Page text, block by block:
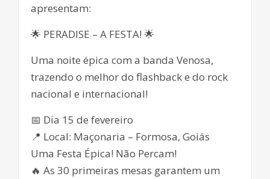
apresentam:
🌟 PERADISE – A FESTA! 🌟
Uma noite épica com a banda Venosa,
trazendo o melhor do flashback e do rock
nacional e internacional!
📅 Dia 15 de fevereiro
📍 Local: Maçonaria – Formosa, Goiás
Uma Festa Épica! Não Percam!
🔥 As 30 primeiras mesas garantem um